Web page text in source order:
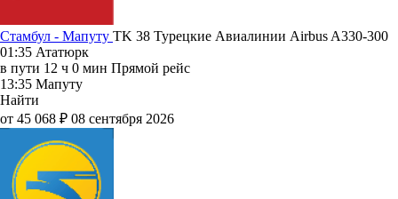
Стамбул - Мапуту TK 38 Турецкие Авиалинии Airbus A330-300
01:35 Ататюрк
в пути 12 ч 0 мин Прямой рейс
13:35 Мапуту
Найти
от 45 068 ₽ 08 сентября 2026